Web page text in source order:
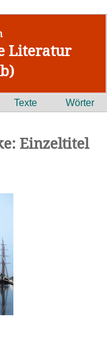
Literatur
Texte Wörter
Einzeltitel